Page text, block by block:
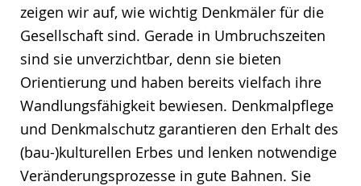
zeigen wir auf, wie wichtig Denkmäler für die
Gesellschaft sind. Gerade in Umbruchszeiten
sind sie unverzichtbar, denn sie bieten
Orientierung und haben bereits vielfach ihre
Wandlungsfähigkeit bewiesen. Denkmalpflege
und Denkmalschutz garantieren den Erhalt des
(bau-)kulturellen Erbes und lenken notwendige
Veränderungsprozesse in gute Bahnen. Sie